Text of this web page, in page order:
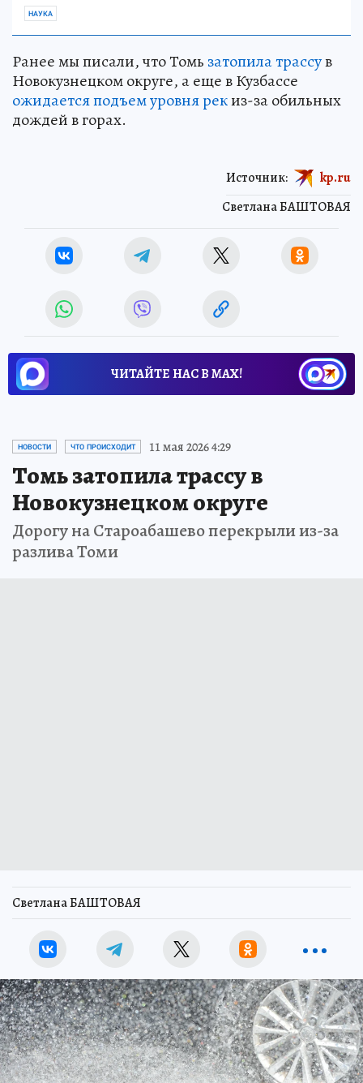
НАУКА
Ранее мы писали, что Томь затопила трассув
Новокузнецком округе, а еще в Кузбассе
ожидается подъем уровня рекиз-за обильных
дождей в горах.
Светлана БАШТОВАЯ
Источник: kp.ru
ЧИТАЙТЕ НАС В МАХ!
НОВОСТИ ЧТО ПРОИСХОДИТ 11 мая 2026 4:29
Томь затопила трассу в
Новокузнецком округе
Дорогу на Староабашево перекрыли из-за
разлива Томи
Светлана БАШТОВАЯ